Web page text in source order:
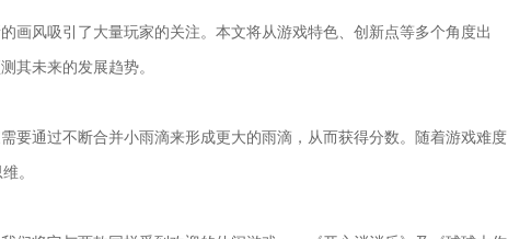
画风吸引了大量玩家的关注。本文将从游戏特色、创新点等多个角度出
其未来的发展趋势。
要通过不断合并小雨滴来形成更大的雨滴，从而获得分数。随着游戏难度
。